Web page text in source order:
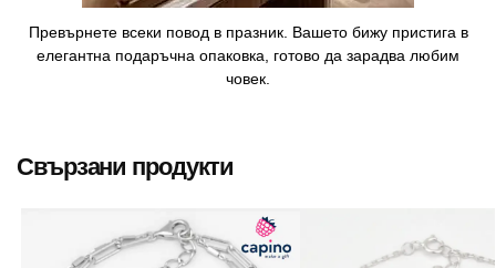
Превърнете всеки повод в празник. Вашето бижу пристига в
елегантна подаръчна опаковка, готово да зарадва любим
човек.
Свързани продукти